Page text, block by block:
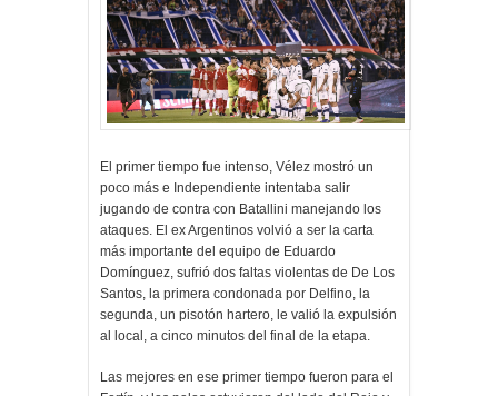
El primer tiempo fue intenso, Vélez mostró un
poco más e Independiente intentaba salir
jugando de contra con Batallini manejando los
ataques. El ex Argentinos volvió a ser la carta
más importante del equipo de Eduardo
Domínguez, sufrió dos faltas violentas de De Los
Santos, la primera condonada por Delfino, la
segunda, un pisotón hartero, le valió la expulsión
al local, a cinco minutos del final de la etapa.
Las mejores en ese primer tiempo fueron para el